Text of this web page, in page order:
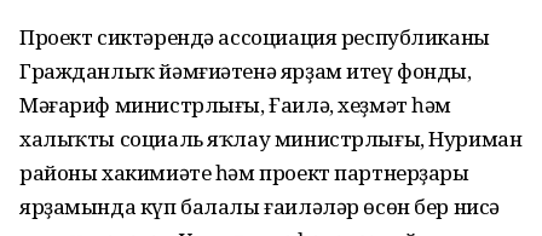
Проект сиктәрендә ассоциация республиканың
Гражданлыҡ йәмғиәтенә ярҙам итеү фонды,
Мәғариф министрлығы, Ғаилә, хеҙмәт һәм
халыҡты социаль яҡлау министрлығы, Нуриман
районы хакимиәте һәм проект партнерҙары
ярҙамында күп балалы ғаиләләр өсөн бер нисә